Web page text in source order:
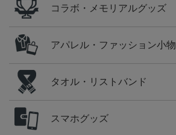
コラボ・メモリアルグッズ
アパレル・ファッション小物
タオル・リストバンド
スマホグッズ